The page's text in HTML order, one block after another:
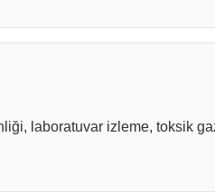
laboratuvar izleme, toksik